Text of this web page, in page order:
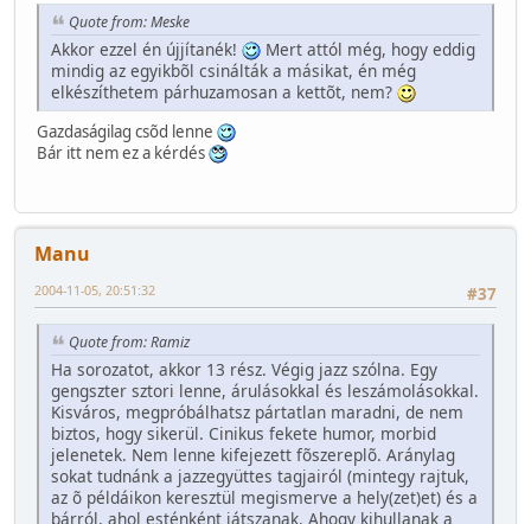
Quote from: Meske
Akkor ezzel én újjítanék!
Mert attól még, hogy eddig
mindig az egyikbõl csinálták a másikat, én még
elkészíthetem párhuzamosan a kettõt, nem?
Gazdaságilag csõd lenne
Bár itt nem ez a kérdés
Manu
#37
2004-11-05, 20:51:32
Quote from: Ramiz
Ha sorozatot, akkor 13 rész. Végig jazz szólna. Egy
gengszter sztori lenne, árulásokkal és leszámolásokkal.
Kisváros, megpróbálhatsz pártatlan maradni, de nem
biztos, hogy sikerül. Cinikus fekete humor, morbid
jelenetek. Nem lenne kifejezett fõszereplõ. Aránylag
sokat tudnánk a jazzegyüttes tagjairól (mintegy rajtuk,
az õ példáikon keresztül megismerve a hely(zet)et) és a
bárról, ahol esténként játszanak. Ahogy kihullanak a